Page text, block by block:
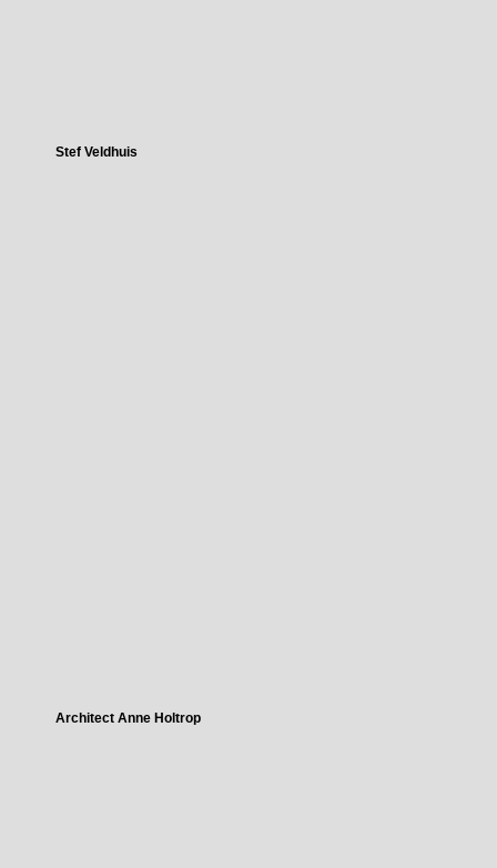
Stef Veldhuis
Architect Anne Holtrop